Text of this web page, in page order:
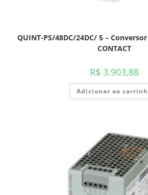
QUINT-PS/48DC/24DC/ 5 – Conversor
CONTACT
R$ 3.903,88
Adicionar ao